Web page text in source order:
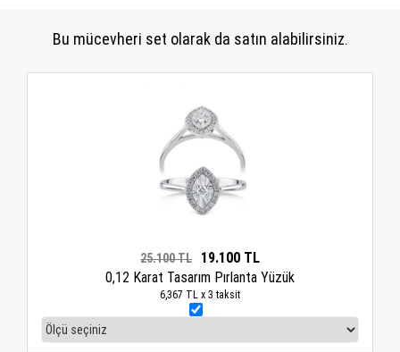
Bu mücevheri set olarak da satın alabilirsiniz.
25.100 TL
19.100 TL
0,12 Karat Tasarım Pırlanta Yüzük
6,367 TL x 3 taksit